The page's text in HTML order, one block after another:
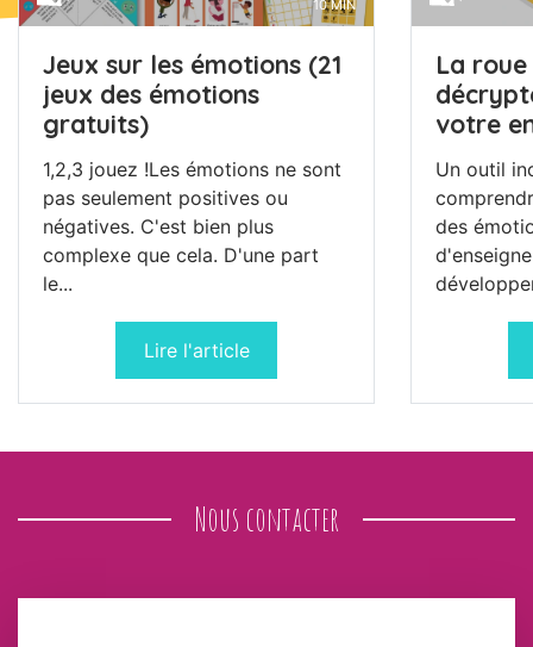
10 MIN
Jeux sur les émotions (21
jeux des émotions
gratuits)
1,2,3 jouez !Les émotions ne sont
pas seulement positives ou
négatives. C'est bien plus
complexe que cela. D'une part
le...
Lire l'article
La
votre
Un outil
des
Nous contacter